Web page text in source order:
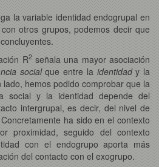
la variable identidad endogrupal en
otros grupos, podemos decir que
R2señala una mayor asociación
socialque entre la identidady la
lado, hemos podido comprobar que la
social y la identidad depende del
intergrupal, es decir, del nivel de
ha sido en el contexto
proximidad, seguido del contexto
con el endogrupo aporta más
del contacto con el exogrupo.